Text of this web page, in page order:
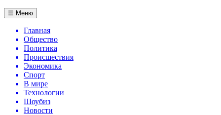
☰ Меню
Главная
Общество
Политика
Происшествия
Экономика
Спорт
В мире
Технологии
Шоубиз
Новости